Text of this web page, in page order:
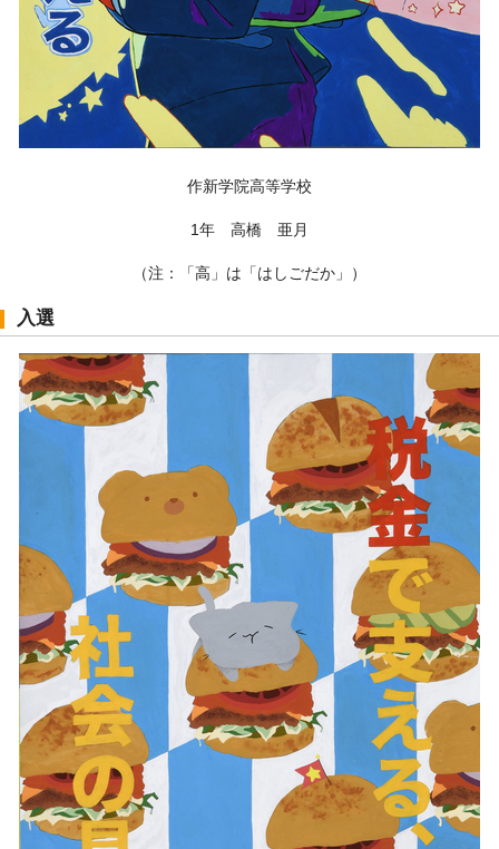
作新学院高等学校
1年 高橋 亜月
（注：「高」は「はしごだか」）
入選